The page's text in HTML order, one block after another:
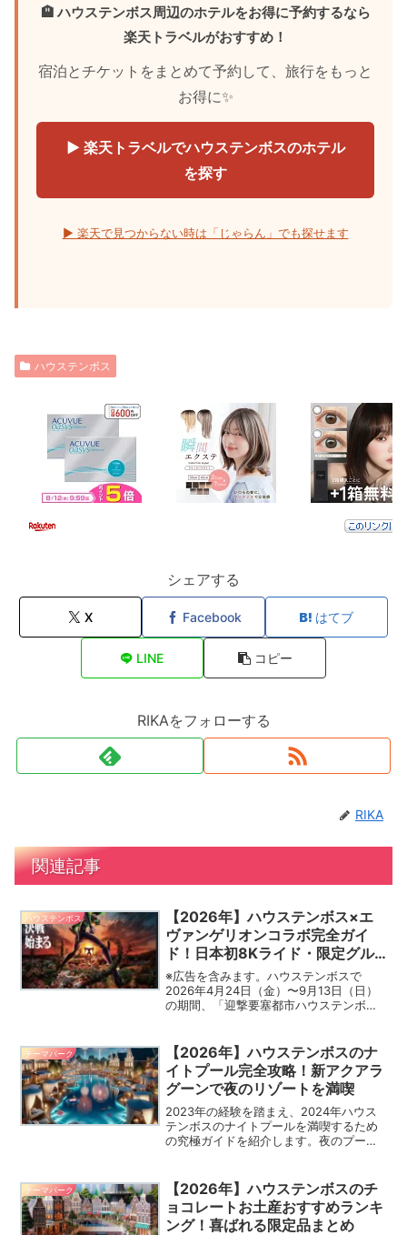
🏨 ハウステンボス周辺のホテルをお得に予約するなら
楽天トラベルがおすすめ！
宿泊とチケットをまとめて予約して、旅行をもっと
お得に✨
▶ 楽天トラベルでハウステンボスのホテル
を探す
▶ 楽天で見つからない時は「じゃらん」でも探せます
ハウステンボス
シェアする
X Facebook はてブ
LINE コピー
RIKAをフォローする
RIKA
関連記事
ハウステンボス
【2026年】ハウステンボス×エ
ヴァンゲリオンコラボ完全ガイ
ド！日本初8Kライド・限定グル
メ・グッズまとめ
※広告を含みます。ハウステンボスで
2026年4月24日（金）〜9月13日（日）
の期間、「迎撃要塞都市ハウステンボ
ます（コラボグルメ・ナイトショーは期
間限定）。大人...
テーマパーク
【2026年】ハウステンボスのナ
イトプール完全攻略！新アクアラ
グーンで夜のリゾートを満喫
2023年の経験を踏まえ、2024年ハウス
テンボスのナイトプールを満喫するため
の究極ガイドを紹介します。夜のプール
テーマパーク
【2026年】ハウステンボスのチ
ョコレートお土産おすすめランキ
ング！喜ばれる限定品まとめ